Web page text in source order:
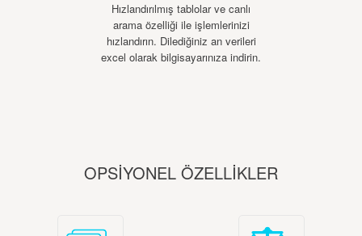
Hızlandırılmış tablolar ve canlı
arama özelliği ile işlemlerinizi
hızlandırın. Dilediğiniz an verileri
excel olarak bilgisayarınıza indirin.
OPSİYONEL ÖZELLİKLER